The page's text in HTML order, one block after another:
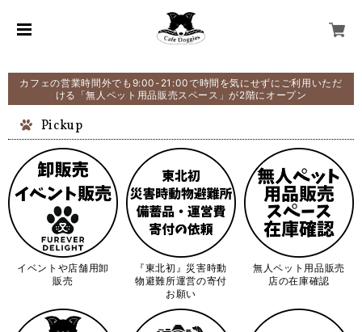
カフェの営業時間外でも9:00-21:00で時間を気にせずにご利用いただ
ける「無人ペット用品販売スペース」が2階にオープン
Pickup
イベントや店舗用卸
販売
『東北初』災害時動
物避難所運営の寄付
お願い
無人ペット用品販売
店の在庫確認